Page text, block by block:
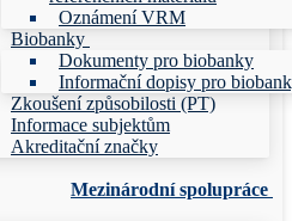
Oznámení VRM
Biobanky
Dokumenty pro biobanky
Informační dopisy pro
Zkoušení způsobilosti (PT)
Informace subjektům
Akreditační značky
Mezinárodní spolupráce